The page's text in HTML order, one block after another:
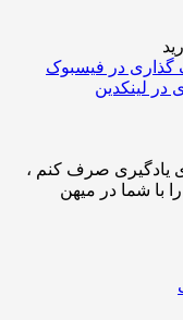
یادگیری صرف کنم ،
با شما در میهن